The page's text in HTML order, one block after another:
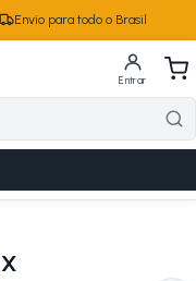
Envio para todo o Brasil
Entrar